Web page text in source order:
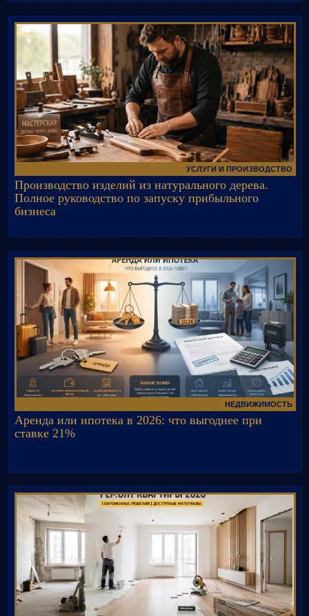
УСЛУГИ И ПРОИЗВОДСТВО
Производство изделий из натурального дерева.
Полное руководство по запуску прибыльного
бизнеса
НЕДВИЖИМОСТЬ
Аренда или ипотека в 2026: что выгоднее при
ставке 21%